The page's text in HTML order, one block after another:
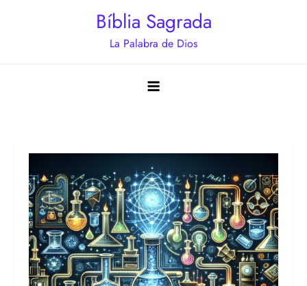
Bíblia Sagrada
La Palabra de Dios